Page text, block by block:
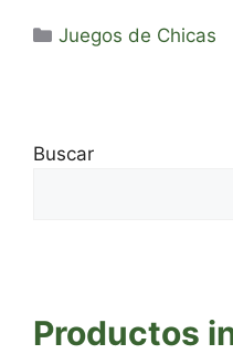
Categorías
Juegos de Chicas
Buscar
Productos